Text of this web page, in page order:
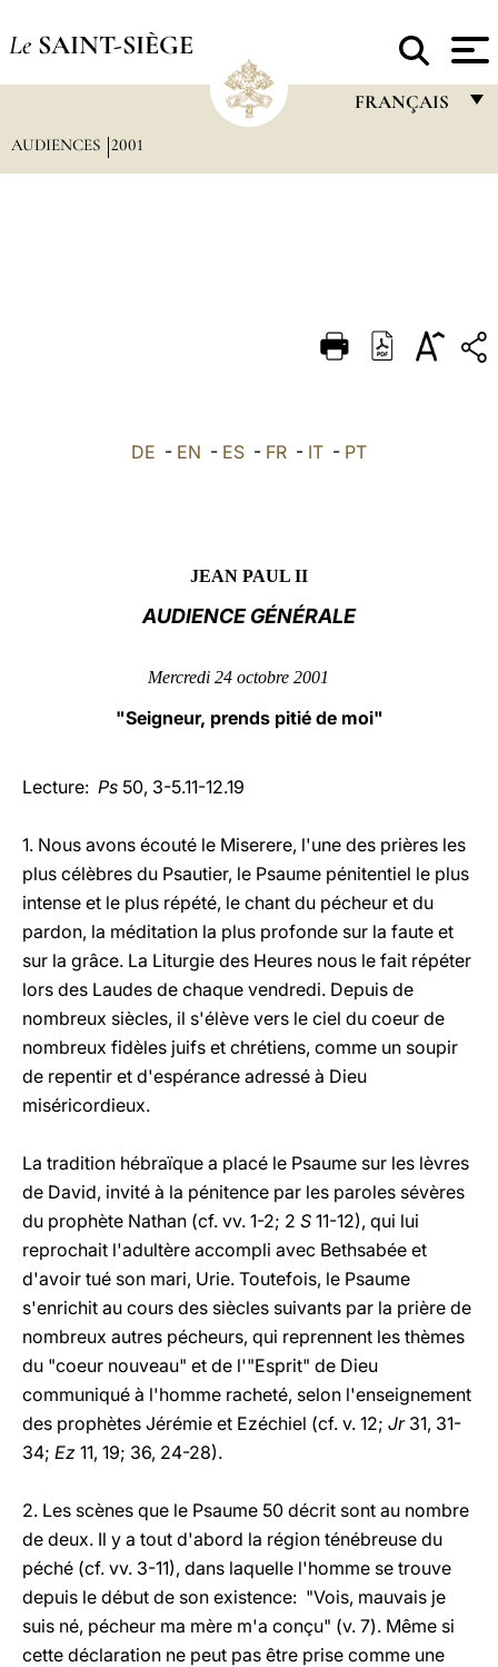
Le SAINT-SIÈGE
FRANÇAIS
DEUTSCH
العربيّة
AUDIENCES 2001
DE - EN - ES - FR - IT - PT
JEAN PAUL II
AUDIENCE GÉNÉRALE
Mercredi 24 octobre 2001
"Seigneur, prends pitié de moi"
Lecture: Ps 50, 3-5.11-12.19
1. Nous avons écouté le Miserere, l'une des prières les
plus célèbres du Psautier, le Psaume pénitentiel le plus
intense et le plus répété, le chant du pécheur et du
pardon, la méditation la plus profonde sur la faute et
sur la grâce. La Liturgie des Heures nous le fait répéter
lors des Laudes de chaque vendredi. Depuis de
nombreux siècles, il s'élève vers le ciel du coeur de
nombreux fidèles juifs et chrétiens, comme un soupir
de repentir et d'espérance adressé à Dieu
miséricordieux.
La tradition hébraïque a placé le Psaume sur les lèvres
de David, invité à la pénitence par les paroles sévères
du prophète Nathan (cf. vv. 1-2; 2 S 11-12), qui lui
reprochait l'adultère accompli avec Bethsabée et
d'avoir tué son mari, Urie. Toutefois, le Psaume
s'enrichit au cours des siècles suivants par la prière de
nombreux autres pécheurs, qui reprennent les thèmes
du "coeur nouveau" et de l'"Esprit" de Dieu
communiqué à l'homme racheté, selon l'enseignement
des prophètes Jérémie et Ezéchiel (cf. v. 12; Jr31, 31-
34; Ez 11, 19; 36, 24-28).
2. Les scènes que le Psaume 50 décrit sont au nombre
de deux. Il y a tout d'abord la région ténébreuse du
péché (cf. vv. 3-11), dans laquelle l'homme se trouve
depuis le début de son existence: "Vois, mauvais je
suis né, pécheur ma mère m'a conçu" (v. 7). Même si
cette déclaration ne peut pas être prise comme une